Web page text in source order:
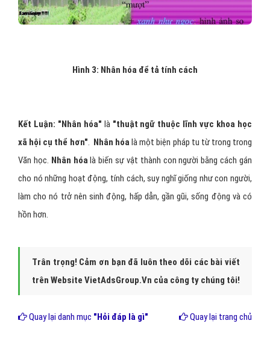
Hình 3: Nhân hóa để tả tính cách
Kết Luận: "Nhân hóa" là "thuật ngữ thuộc lĩnh vực khoa học
xã hội cụ thể hơn". Nhân hóalà một biện pháp tu từ trong trong
Văn học. Nhân hóalà biến sự vật thành con người bằng cách gán
cho nó những hoạt động, tính cách, suy nghĩ giống như con người,
làm cho nó trở nên sinh động, hấp dẫn, gần gũi, sống động và có
hồn hơn.
Trân trọng! Cảm ơn bạn đã luôn theo dõi các bài viết
trên Website VietAdsGroup.Vn của công ty chúng tôi!
Quay lại danh mục "Hỏi đáp là gì" Quay lại trang chủ